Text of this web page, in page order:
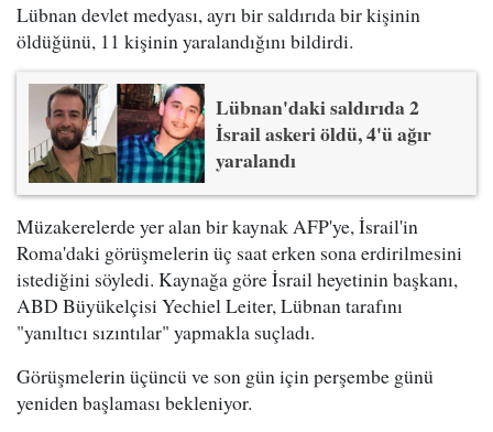
Lübnan devlet medyası, ayrı bir saldırıda bir kişinin
öldüğünü, 11 kişinin yaralandığını bildirdi.
Lübnan'daki saldırıda 2
İsrail askeri öldü, 4'ü ağır
yaralandı
Müzakerelerde yer alan bir kaynak AFP'ye, İsrail'in
Roma'daki görüşmelerin üç saat erken sona erdirilmesini
istediğini söyledi. Kaynağa göre İsrail heyetinin başkanı,
ABD Büyükelçisi Yechiel Leiter, Lübnan tarafını
"yanıltıcı sızıntılar" yapmakla suçladı.
Görüşmelerin üçüncü ve son gün için perşembe günü
yeniden başlaması bekleniyor.